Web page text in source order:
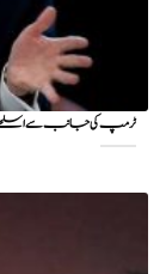
ٹرمپ کی جانب سے اسلحے